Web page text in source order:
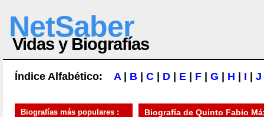
NetSaber
Vidas y Biografías
Índice Alfabético: A| B C D E F G H I J
Biografías más populares :
Biografía de Quinto Fabio